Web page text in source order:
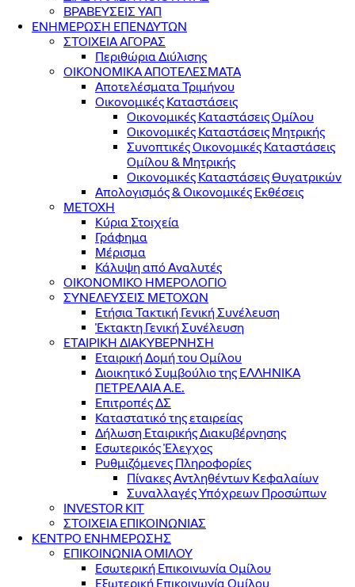
ΒΡΑΒΕΥΣΕΙΣ ΥΑΠ
ΕΝΗΜΕΡΩΣΗ ΕΠΕΝΔΥΤΩΝ
ΣΤΟΙΧΕΙΑ ΑΓΟΡΑΣ
Περιθώρια Διύλισης
ΟΙΚΟΝΟΜΙΚΑ ΑΠΟΤΕΛΕΣΜΑΤΑ
Αποτελέσματα Τριμήνου
Οικονομικές Καταστάσεις
Οικονομικές Καταστάσεις Ομίλου
Οικονομικές Καταστάσεις Μητρικής
Συνοπτικές Οικονομικές Καταστάσεις
Ομίλου & Μητρικής
Οικονομικές Καταστάσεις Θυγατρικών
Απολογισμός & Οικονομικές Εκθέσεις
ΜΕΤΟΧΗ
Κύρια Στοιχεία
Γράφημα
Μέρισμα
Κάλυψη από Αναλυτές
ΟΙΚΟΝΟΜΙΚΟ ΗΜΕΡΟΛΟΓΙΟ
ΣΥΝΕΛΕΥΣΕΙΣ ΜΕΤΟΧΩΝ
Ετήσια Τακτική Γενική Συνέλευση
Έκτακτη Γενική Συνέλευση
ΕΤΑΙΡΙΚΗ ΔΙΑΚΥΒΕΡΝΗΣΗ
Εταιρική Δομή του Ομίλου
Διοικητικό Συμβούλιο της ΕΛΛΗΝΙΚΑ
ΠΕΤΡΕΛΑΙΑ Α.Ε.
Επιτροπές ΔΣ
Καταστατικό της εταιρείας
Δήλωση Εταιρικής Διακυβέρνησης
Εσωτερικός Έλεγχος
Ρυθμιζόμενες Πληροφορίες
Πίνακες Αντληθέντων Κεφαλαίων
Συναλλαγές Υπόχρεων Προσώπων
INVESTOR KIT
ΣΤΟΙΧΕΙΑ ΕΠΙΚΟΙΝΩΝΙΑΣ
ΚΕΝΤΡΟ ΕΝΗΜΕΡΩΣΗΣ
ΕΠΙΚΟΙΝΩΝΙΑ ΟΜΙΛΟΥ
Εσωτερική Επικοινωνία Ομίλου
Εξωτερική Επικοινωνία Ομίλου